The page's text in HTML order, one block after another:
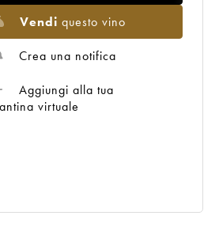
Vendi questo vino
Crea una notifica
Aggiungi alla tua
virtuale